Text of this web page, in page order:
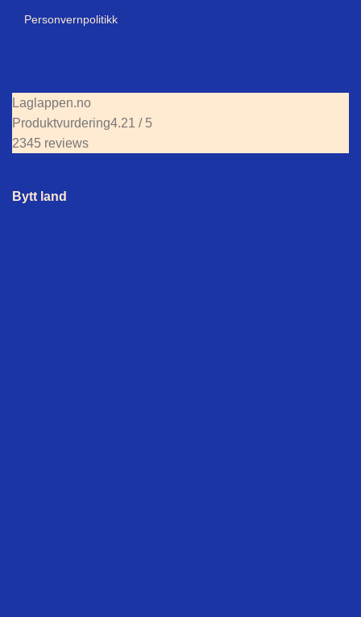
Personvernpolitikk
Laglappen.no
Produktvurdering4.21 / 5
2345 reviews
Bytt land